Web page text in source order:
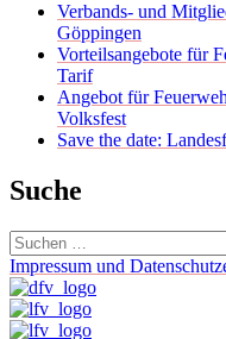
Verbands- und
Göppingen
Vorteilsangebote für
Tarif
Angebot für
Volksfest
Save the date:
Suche
Suchen
nach:
Impressum und